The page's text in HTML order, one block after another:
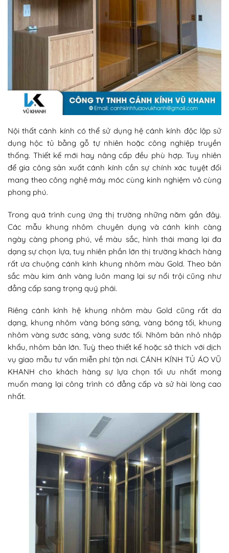
Nội thất cánh kính có thể sử dụng hệ cánh kính độc lập sử
dụng hộc tủ bằng gỗ tự nhiên hoặc công nghiệp truyền
thống. Thiết kế mới hay nâng cấp đều phù hợp. Tuy nhiên
để gia công sản xuất cánh kính cần sự chính xác tuyệt đối
mang theo công nghệ máy móc cùng kinh nghiệm vô cùng
phong phú.
Trong quá trình cung ứng thị trường những năm gần đây.
Các mẫu khung nhôm chuyên dụng và cánh kính càng
ngày càng phong phú, về màu sắc, hình thái mang lại đa
dạng sự chọn lựa, tuy nhiên phần lớn thị trường khách hàng
rất ưa chuộng cánh kính khung nhôm màu Gold. Theo bản
sắc màu kim ánh vàng luôn mang lại sự nổi trội cũng như
đẳng cấp sang trọng quý phái.
Riêng cánh kính hệ khung nhôm màu Gold cũng rất da
dạng, khung nhôm vàng bóng sáng, vàng bóng tối, khung
nhôm vàng sước sáng, vàng sước tối. Nhôm bản nhỏ nhập
khẩu, nhôm bản lớn. Tuỳ theo thiết kế hoặc sở thích với dịch
vụ giao mẫu tư vấn miễn phí tận nơi. CÁNH KÍNH TỦ ÁO VŨ
KHANH cho khách hàng sự lựa chọn tối ưu nhất mong
muốn mang lại công trình có đẳng cấp và sử hài lòng cao
nhất.